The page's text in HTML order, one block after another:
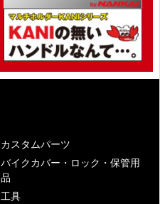
カスタムパーツ
バイクカバー・ロック・保管用
品
工具